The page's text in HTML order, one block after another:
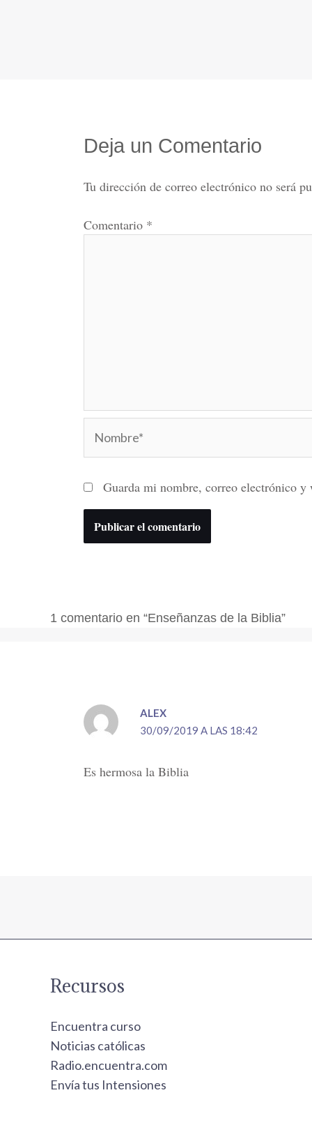
Deja un Comentario
Tu dirección de correo electrónico no será
Comentario *
Guarda mi nombre, correo electrónico y
1 comentario en “Enseñanzas de la Biblia”
ALEX
30/09/2019 A LAS 18:42
Es hermosa la Biblia
Recursos
Encuentra curso
Noticias católicas
Radio.encuentra.com
Envía tus Intensiones